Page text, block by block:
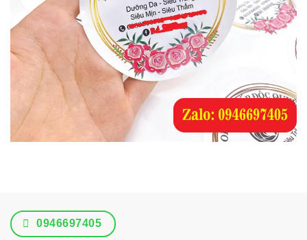
0946697405